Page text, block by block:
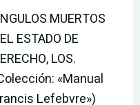
MUERTOS
ESTADO DE
LOS.
«Manual
Lefebvre»)